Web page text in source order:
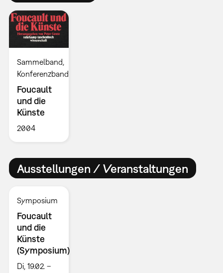
Sammelband
Konferenzband
Foucault
und die
Künste
2004
Ausstellungen / Veranstaltungen
Symposium
Foucault
und die
Künste
(Symposium)
Di, 19.02. –